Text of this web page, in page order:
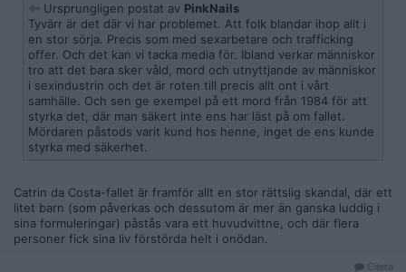
Ursprungligen postat av PinkNails
Tyvärr är det där vi har problemet. Att folk blandar ihop allt i
en stor sörja. Precis som med sexarbetare och trafficking
offer. Och det kan vi tacka media för. Ibland verkar människor
tro att det bara sker våld, mord och utnyttjande av människor
i sexindustrin och det är roten till precis allt ont i vårt
samhälle. Och sen ge exempel på ett mord från 1984 för att
styrka det, där man säkert inte ens har läst på om fallet.
Mördaren påstods varit kund hos henne, inget de ens kunde
styrka med säkerhet.
Catrin da Costa-fallet är framför allt en stor rättslig skandal, där ett
litet barn (som påverkas och dessutom är mer än ganska luddig i
sina formuleringar) påstås vara ett huvudvittne, och där flera
personer fick sina liv förstörda helt i onödan.
Citera